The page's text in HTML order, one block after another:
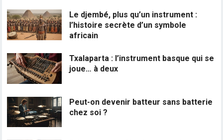
Le djembé, plus qu’un instrument :
l’histoire secrète d’un symbole
africain
Txalaparta : l’instrument basque qui se
joue… à deux
Peut-on devenir batteur sans batterie
chez soi ?